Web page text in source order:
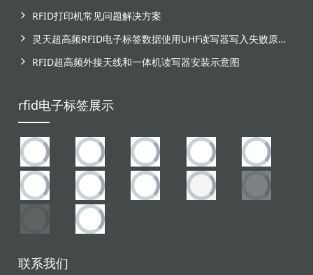
RFID打印机常见问题解决方案
灵天超高频RFID电子标签数据使用UHF读写器写入失败原因分析
RFID超高频外接天线和一体机读写器安装示意图
rfid电子标签展示
联系我们